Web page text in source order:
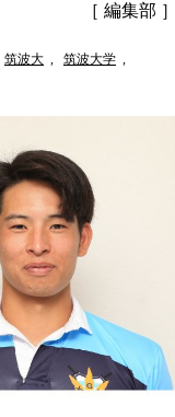
［ 編集部 ］
筑波大 , 筑波大学 ,